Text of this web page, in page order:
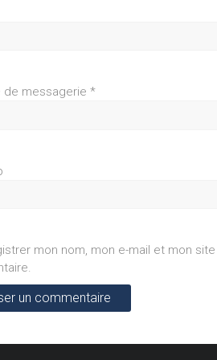
de messagerie *
mon nom, mon e-mail et mon